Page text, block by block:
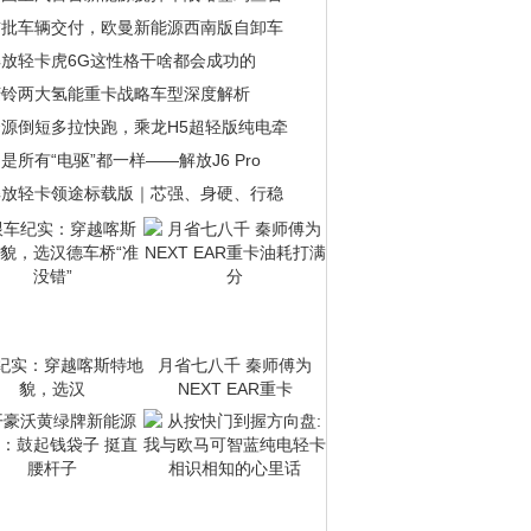
车辆交付，欧曼新能源西南版自卸车
轻卡虎6G这性格干啥都会成功的
两大氢能重卡战略车型深度解析
倒短多拉快跑，乘龙H5超轻版纯电牵
所有“电驱”都一样——解放J6 Pro
轻卡领途标载版｜芯强、身硬、行稳
实：穿越喀斯特地
貌，选汉
月省七八千 秦师傅为
NEXT EAR重卡